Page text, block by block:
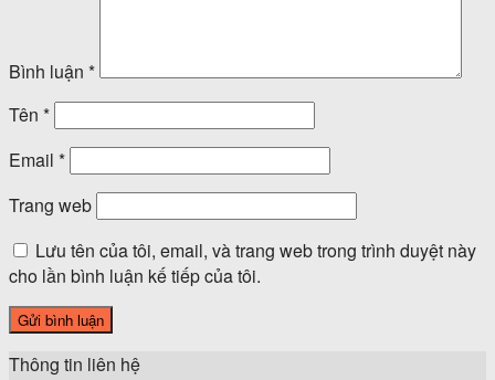
Bình luận *
Tên *
Email *
Trang web
Lưu tên của tôi, email, và trang web trong trình duyệt này
cho lần bình luận kế tiếp của tôi.
Thông tin liên hệ